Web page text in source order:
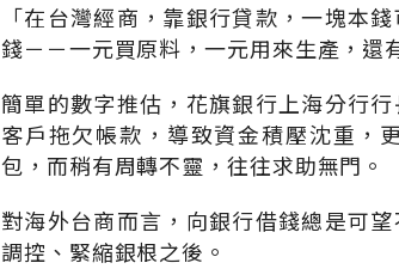
「在台灣經商，靠銀行貸款，一塊本
錢－－一元買原料，一元用來生產，還
簡單的數字推估，花旗銀行上海分行
客戶拖欠帳款，導致資金積壓沈重，
包，而稍有周轉不靈，往往求助無門。
對海外台商而言，向銀行借錢總是可
調控、緊縮銀根之後。